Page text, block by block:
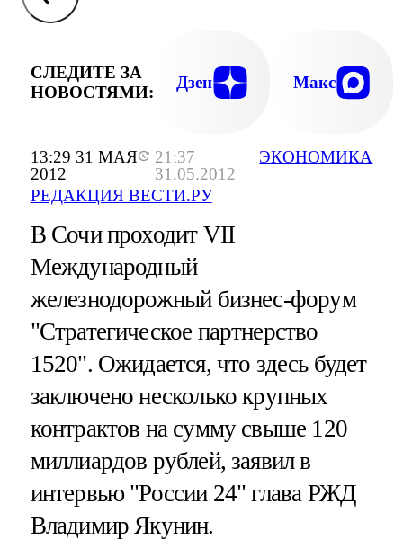
13:29 31 МАЯ
2012
21:37
31.05.2012
РЕДАКЦИЯ ВЕСТИ.РУ
ЭКОНОМИКА
СЛЕДИТЕ ЗА
НОВОСТЯМИ:
Дзен Макс
В Сочи проходит VII
Международный
железнодорожный бизнес-форум
"Стратегическое партнерство
1520". Ожидается, что здесь будет
заключено несколько крупных
контрактов на сумму свыше 120
миллиардов рублей, заявил в
интервью "России 24" глава РЖД
Владимир Якунин.